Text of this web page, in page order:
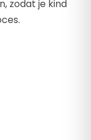
zodat je kind